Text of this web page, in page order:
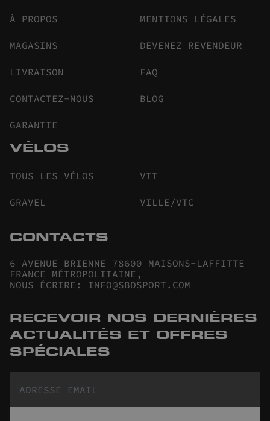
À PROPOS
MAGASINS
LIVRAISON
CONTACTEZ-NOUS
GARANTIE
MENTIONS LÉGALES
DEVENEZ REVENDEUR
FAQ
BLOG
VÉLOS
TOUS LES VÉLOS
GRAVEL
VTT
VILLE/VTC
CONTACTS
6 AVENUE BRIENNE 78600 MAISONS-LAFFITTE
FRANCE MÉTROPOLITAINE ,
NOUS ÉCRIRE : INFO@SBDSPORT.COM
RECEVOIR NOS DERNIÈRES
ACTUALITÉS ET OFFRES
SPÉCIALES